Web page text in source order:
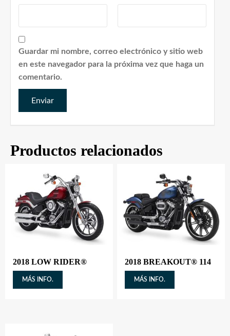
Guardar mi nombre, correo electrónico y sitio web
en este navegador para la próxima vez que haga un
comentario.
Productos relacionados
2018 LOW RIDER®
MÁS INFO.
2018 BREAKOUT® 114
MÁS INFO.